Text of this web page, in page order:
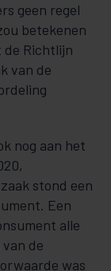
geen regel
betekenen
de Richtlijn
van de
nog aan het
stond een
Een
alle
de
was